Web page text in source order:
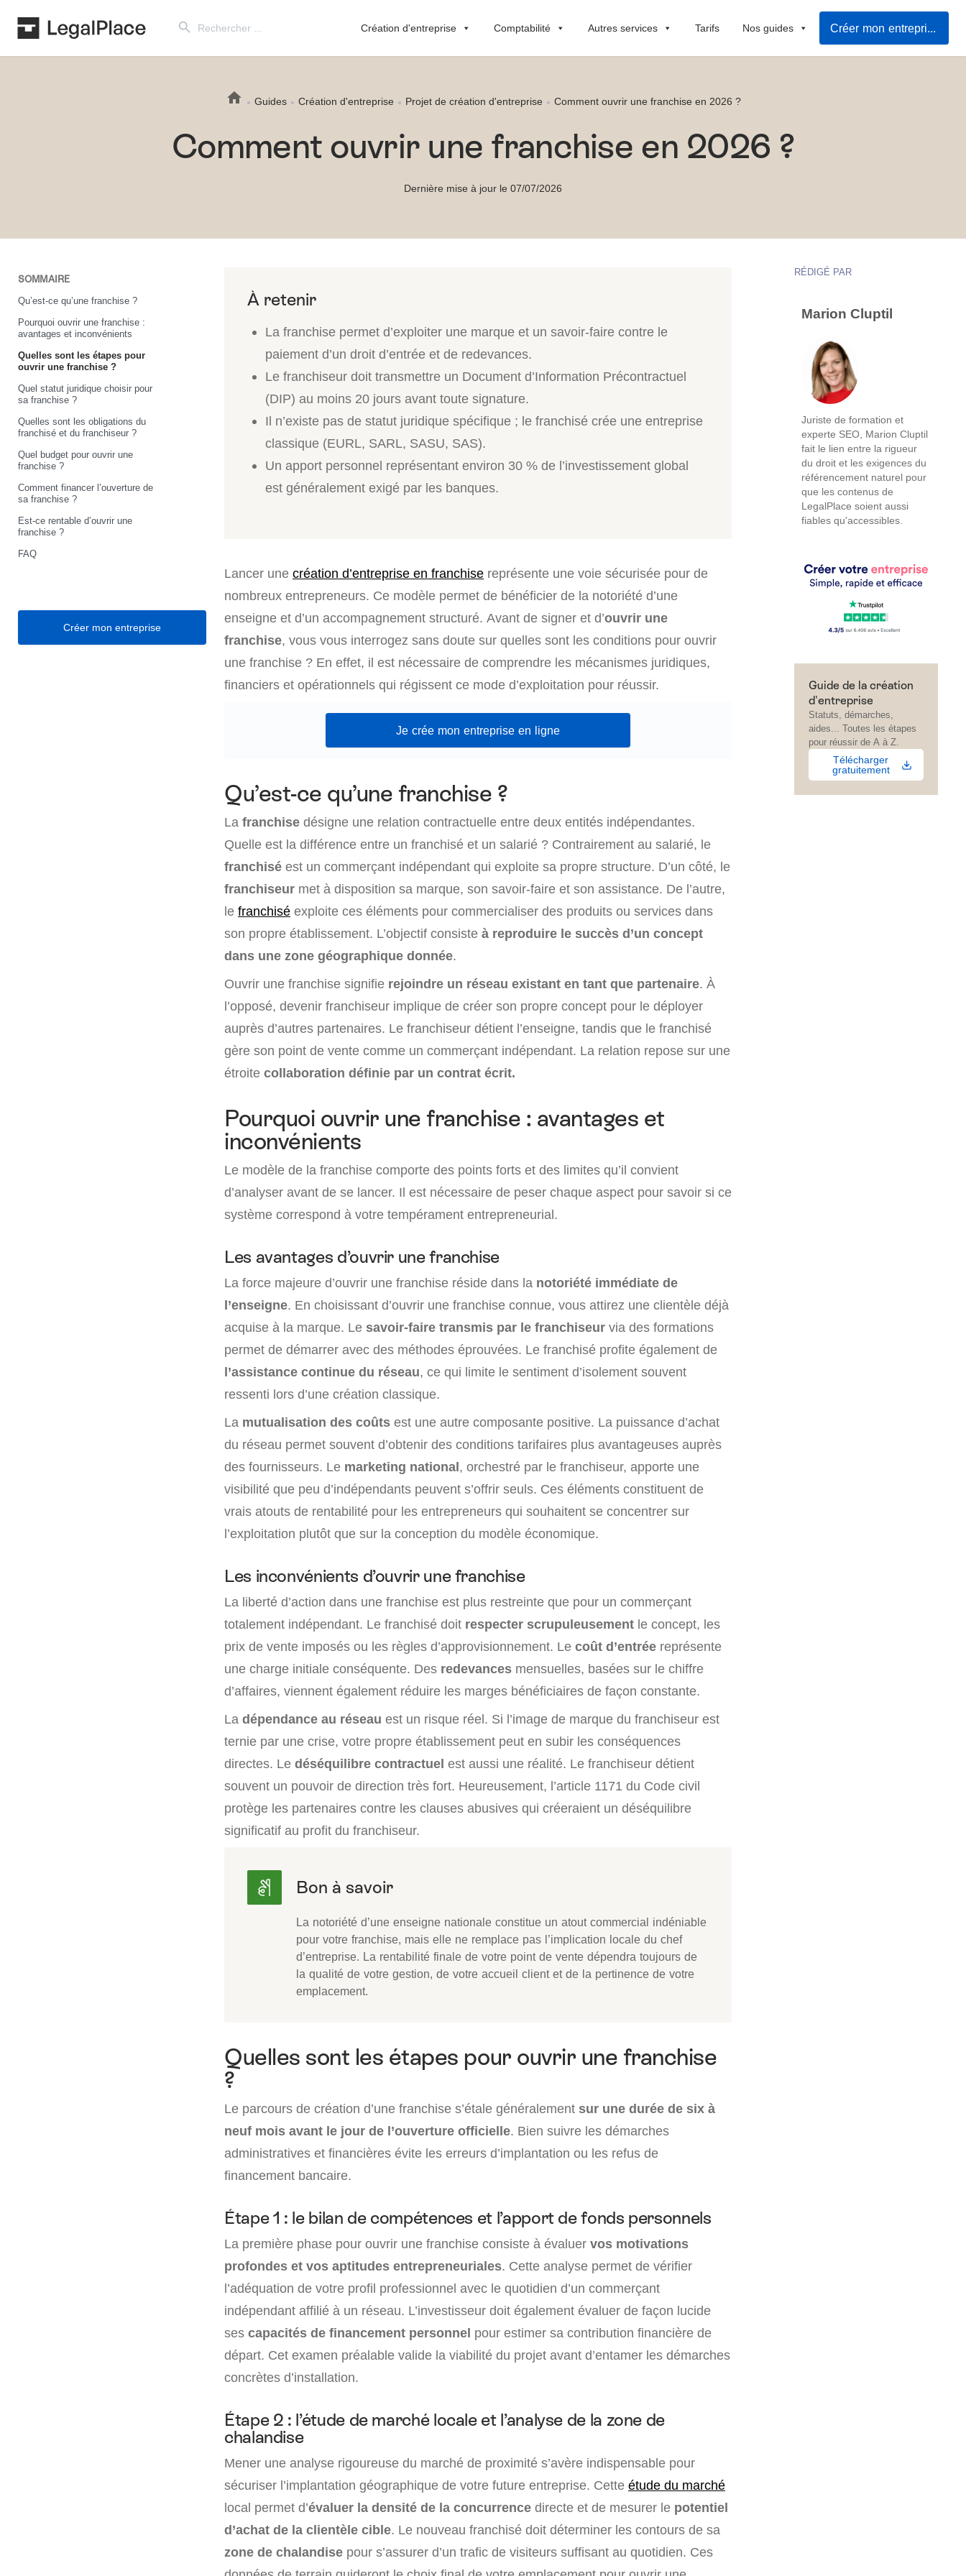
for:
Création d'entreprise Comptabilité Autres services Tarifs Nos guides Créer mon entreprise
Guides Création d'entreprise Projet de création d'entreprise Comment ouvrir une franchise en 2026 ?
Comment ouvrir une franchise en 2026 ?
Dernière mise à jour le 07/07/2026
SOMMAIRE
Qu’est-ce qu’une franchise ?
Pourquoi ouvrir une franchise :
avantages et inconvénients
Quelles sont les étapes pour
ouvrir une franchise ?
Quel statut juridique choisir pour
sa franchise ?
Quelles sont les obligations du
franchisé et du franchiseur ?
Quel budget pour ouvrir une
franchise ?
Comment financer l’ouverture de
sa franchise ?
Est-ce rentable d’ouvrir une
franchise ?
FAQ
Créer mon entreprise
La franchise permet d’exploiter une marque et un savoir-faire contre le
paiement d’un droit d’entrée et de redevances.
Le franchiseur doit transmettre un Document d’Information Précontractuel
(DIP) au moins 20 jours avant toute signature.
Il n’existe pas de statut juridique spécifique ; le franchisé crée une entreprise
classique (EURL, SARL, SASU, SAS).
Un apport personnel représentant environ 30 % de l’investissement global
est généralement exigé par les banques.
Lancer une création d’entreprise en franchise représente une voie sécurisée pour de
nombreux entrepreneurs. Ce modèle permet de bénéficier de la notoriété d’une
enseigne et d’un accompagnement structuré. Avant de signer et d’ouvrir une
franchise, vous vous interrogez sans doute sur quelles sont les conditions pour ouvrir
une franchise ? En effet, il est nécessaire de comprendre les mécanismes juridiques,
financiers et opérationnels qui régissent ce mode d’exploitation pour réussir.
Je crée mon entreprise en ligne
Qu’est-ce qu’une franchise ?
La franchise désigne une relation contractuelle entre deux entités indépendantes.
Quelle est la différence entre un franchisé et un salarié ? Contrairement au salarié, le
franchisé est un commerçant indépendant qui exploite sa propre structure. D’un côté, le
franchiseur met à disposition sa marque, son savoir-faire et son assistance. De l’autre,
le franchisé exploite ces éléments pour commercialiser des produits ou services dans
son propre établissement. L’objectif consiste à reproduire le succès d’un concept
dans une zone géographique donnée.
Ouvrir une franchise signifie rejoindre un réseau existant en tant que partenaire. À
l’opposé, devenir franchiseur implique de créer son propre concept pour le déployer
auprès d’autres partenaires. Le franchiseur détient l’enseigne, tandis que le franchisé
gère son point de vente comme un commerçant indépendant. La relation repose sur une
étroite collaboration définie par un contrat écrit.
Pourquoi ouvrir une franchise : avantages et
inconvénients
Le modèle de la franchise comporte des points forts et des limites qu’il convient
d’analyser avant de se lancer. Il est nécessaire de peser chaque aspect pour savoir si ce
système correspond à votre tempérament entrepreneurial.
Les avantages d’ouvrir une franchise
La force majeure d’ouvrir une franchise réside dans la notoriété immédiate de
l’enseigne. En choisissant d’ouvrir une franchise connue, vous attirez une clientèle déjà
acquise à la marque. Le savoir-faire transmis par le franchiseur via des formations
permet de démarrer avec des méthodes éprouvées. Le franchisé profite également de
l’assistance continue du réseau, ce qui limite le sentiment d’isolement souvent
ressenti lors d’une création classique.
La mutualisation des coûts est une autre composante positive. La puissance d’achat
du réseau permet souvent d’obtenir des conditions tarifaires plus avantageuses auprès
des fournisseurs. Le marketing national, orchestré par le franchiseur, apporte une
visibilité que peu d’indépendants peuvent s’offrir seuls. Ces éléments constituent de
vrais atouts de rentabilité pour les entrepreneurs qui souhaitent se concentrer sur
l’exploitation plutôt que sur la conception du modèle économique.
Les inconvénients d’ouvrir une franchise
La liberté d’action dans une franchise est plus restreinte que pour un commerçant
totalement indépendant. Le franchisé doit respecter scrupuleusement le concept, les
prix de vente imposés ou les règles d’approvisionnement. Le coût d’entrée représente
une charge initiale conséquente. Des redevances mensuelles, basées sur le chiffre
d’affaires, viennent également réduire les marges bénéficiaires de façon constante.
La dépendance au réseau est un risque réel. Si l’image de marque du franchiseur est
ternie par une crise, votre propre établissement peut en subir les conséquences
directes. Le déséquilibre contractuel est aussi une réalité. Le franchiseur détient
souvent un pouvoir de direction très fort. Heureusement, l’article 1171 du Code civil
protège les partenaires contre les clauses abusives qui créeraient un déséquilibre
significatif au profit du franchiseur.
La notoriété d’une enseigne nationale constitue un atout commercial indéniable
pour votre franchise, mais elle ne remplace pas l’implication locale du chef
d’entreprise. La rentabilité finale de votre point de vente dépendra toujours de
la qualité de votre gestion, de votre accueil client et de la pertinence de votre
emplacement.
Quelles sont les étapes pour ouvrir une franchise
?
Le parcours de création d’une franchise s’étale généralement sur une durée de six à
neuf mois avant le jour de l’ouverture officielle. Bien suivre les démarches
administratives et financières évite les erreurs d’implantation ou les refus de
financement bancaire.
Étape 1 : le bilan de compétences et l’apport de fonds personnels
La première phase pour ouvrir une franchise consiste à évaluer vos motivations
profondes et vos aptitudes entrepreneuriales. Cette analyse permet de vérifier
l’adéquation de votre profil professionnel avec le quotidien d’un commerçant
indépendant affilié à un réseau. L’investisseur doit également évaluer de façon lucide
ses capacités de financement personnel pour estimer sa contribution financière de
départ. Cet examen préalable valide la viabilité du projet avant d’entamer les démarches
concrètes d’installation.
Étape 2 : l’étude de marché locale et l’analyse de la zone de
chalandise
Mener une analyse rigoureuse du marché de proximité s’avère indispensable pour
sécuriser l’implantation géographique de votre future entreprise. Cette étude du marché
local permet d’évaluer la densité de la concurrence directe et de mesurer le potentiel
d’achat de la clientèle cible. Le nouveau franchisé doit déterminer les contours de sa
zone de chalandise pour s’assurer d’un trafic de visiteurs suffisant au quotidien. Ces
RÉDIGÉ PAR
Marion Cluptil
Juriste de formation et
experte SEO, Marion Cluptil
fait le lien entre la rigueur
du droit et les exigences du
référencement naturel pour
que les contenus de
LegalPlace soient aussi
fiables qu'accessibles.
Guide de la création
d'entreprise
Statuts, démarches,
aides... Toutes les étapes
pour réussir de A à Z.
Télécharger
gratuitement